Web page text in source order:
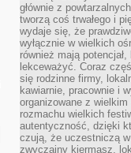
głównie z
tworzą coś trwałego i
wydaje się, że
wyłącznie w wielkich
również mają
lekceważyć. Coraz
się rodzinne firmy,
kawiarnie, pracownie i
organizowane z
rozmachu wielkich
autentyczność, dzięki
czują, że uczestniczą
zwyczajny kiermasz,